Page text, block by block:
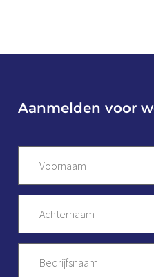
Aanmelden voor